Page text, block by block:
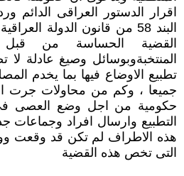
البند 58 من قانون الدولة
القضية الحساسة من قبل
المنتخبةوبوسائل وصيغ عادلة
تطبيع الاوضاع فيها بما يخدم
جميعا ، وكم من محاولات جرت
حكومية من اجل وضع العصى
التطبيع وارسال افراد وجماعات
هذه الاطراف لم تكن قد وقعت
التى تخص هذه القضية